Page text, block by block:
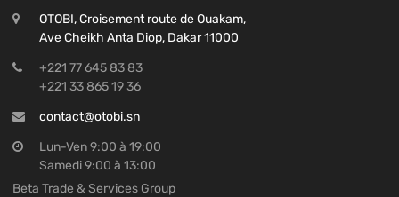
OTOBI, Croisement route de Ouakam,
Ave Cheikh Anta Diop, Dakar 11000
+221 77 645 83 83
+221 33 865 19 36
contact@otobi.sn
Lun-Ven 9:00 à 19:00
Samedi 9:00 à 13:00
Beta Trade & Services Group